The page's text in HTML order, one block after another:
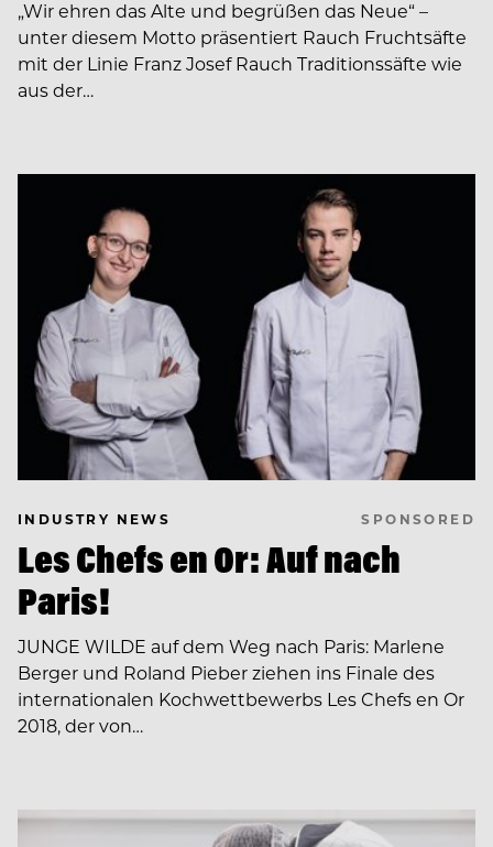
„Wir ehren das Alte und begrüßen das Neue“ –
unter diesem Motto präsentiert Rauch Fruchtsäfte
mit der Linie Franz Josef Rauch Traditionssäfte wie
aus der…
INDUSTRY NEWS SPONSORED
Les Chefs en Or: Auf nach
Paris!
JUNGE WILDE auf dem Weg nach Paris: Marlene
Berger und Roland Pieber ziehen ins Finale des
internationalen Kochwettbewerbs Les Chefs en Or
2018, der von…